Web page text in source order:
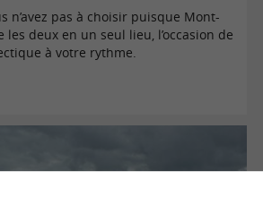
n’avez pas à choisir puisque Mont-
les deux en un seul lieu, l’occasion de
à votre rythme.